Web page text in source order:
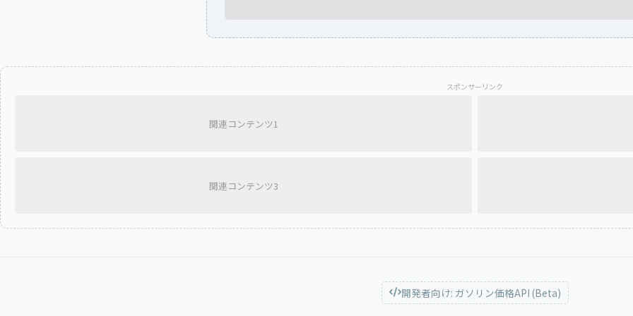
スポンサーリンク
関連コンテンツ1
関連コンテンツ3
開発者向け: ガソリン価格API (Beta)